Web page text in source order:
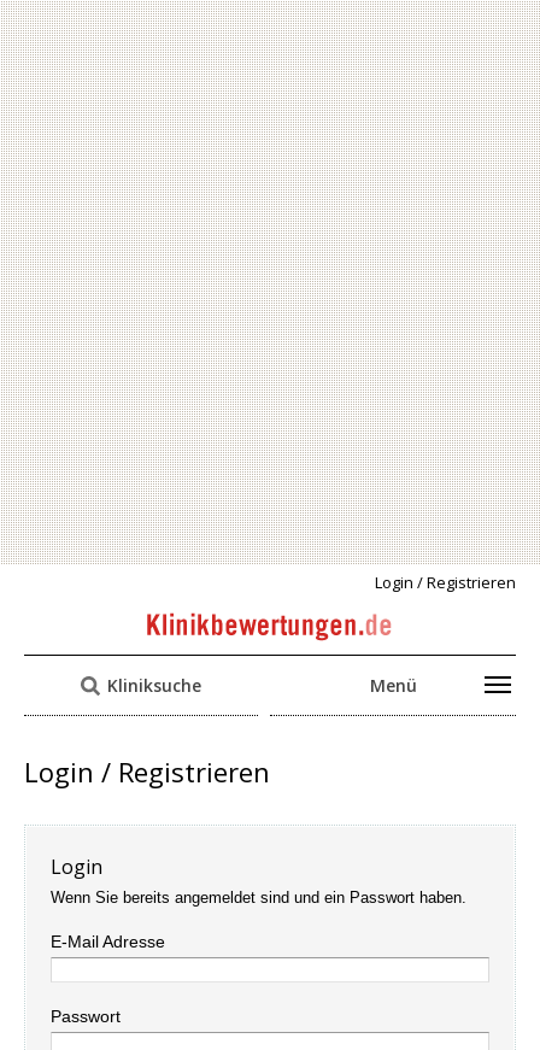
Login / Registrieren
Kliniksuche Menü
Login / Registrieren
Login
Wenn Sie bereits angemeldet sind und ein Passwort haben.
E-Mail Adresse
Passwort